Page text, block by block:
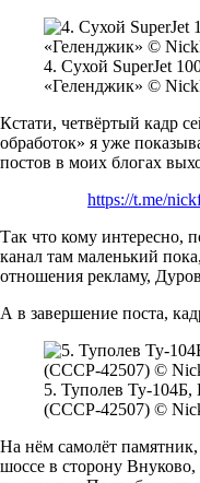
4. Сухой SuperJet
«Геленджик» ©
Кстати, четвёртый кадр
обработок» я уже
постов в моих блогах
https://t.me/
Так что кому интересно,
канал там маленький
отношения рекламу,
А в завершение поста,
5. Туполев Ту-
(СССР-42507) ©
На нём самолёт памятник,
шоссе в сторону Внуково,